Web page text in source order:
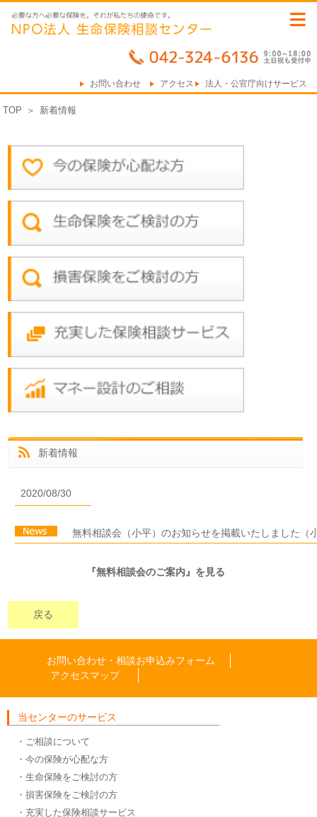
お問い合わせ アクセス 法人・公官庁向けサービス
≡
TOP ＞ 新着情報
新着情報
2020/08/30
無料相談会（小平）のお知らせを掲載いたしました（
『無料相談会のご案内』を見る
戻る
お問い合わせ・相談お申込みフォーム
アクセスマップ
当センターのサービス
・ご相談について
・今の保険が心配な方
・生命保険をご検討の方
・損害保険をご検討の方
・充実した保険相談サービス